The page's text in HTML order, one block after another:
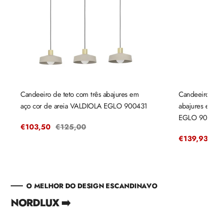
Candeeiro de teto com três abajures em
aço cor de areia VALDIOLA EGLO 900431
Preço
€103,50 Preço
€125,00
Candeeiro
abajures em
EGLO
Preço
€139,93
O MELHOR DO DESIGN ESCANDINAVO
NORDLUX ➡️